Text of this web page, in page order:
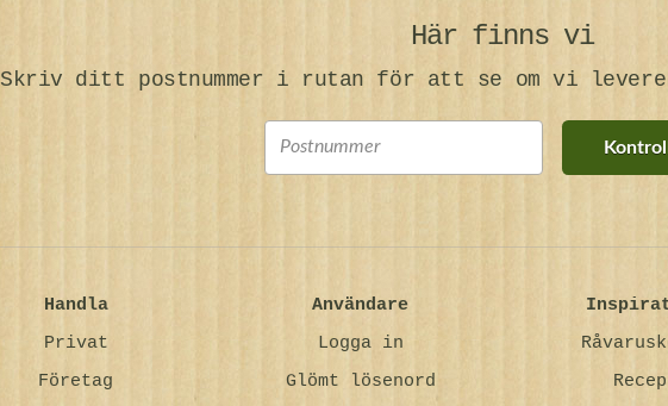
Här finns vi
Skriv ditt postnummer i rutan för att se om vi
Handla
Privat
Företag
Användare
Logga in
Glömt lösenord